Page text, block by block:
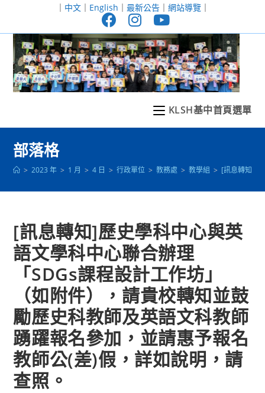
至
｜ 中文｜ English ｜ 最新公告｜ 網站導覽｜
KLSH基中首頁選單
部落格
> 2023 年 > 1 月 > 4 日 > 行政單位 > 教務處 > 教學組 > [訊息轉知]歷
[訊息轉知]歷史學科中心與英
語文學科中心聯合辦理
「SDGs課程設計工作坊」
（如附件），請貴校轉知並鼓
勵歷史科教師及英語文科教師
踴躍報名參加，並請惠予報名
教師公(差)假，詳如說明，請
查照。